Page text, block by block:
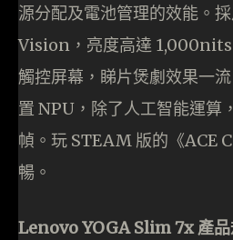
源分配及電池管理的效能。
Vision，亮度高達
觸控屏幕，睇片煲劇效果一
置 NPU，除了人工智能運算
幀。玩 STEAM 版的《ACE
暢。
Lenovo YOGA Slim 7x 產品